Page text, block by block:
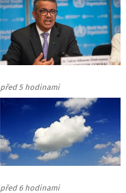
před 5 hodinami
před 6 hodinami